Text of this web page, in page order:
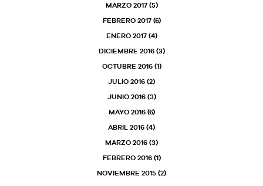
MARZO 2017(5)
FEBRERO 2017(6)
ENERO 2017(4)
DICIEMBRE 2016(3)
OCTUBRE 2016(1)
JULIO 2016 (2)
JUNIO 2016(3)
MAYO 2016(6)
ABRIL 2016 (4)
MARZO 2016 (3)
FEBRERO 2016(1)
NOVIEMBRE 2015 (2)